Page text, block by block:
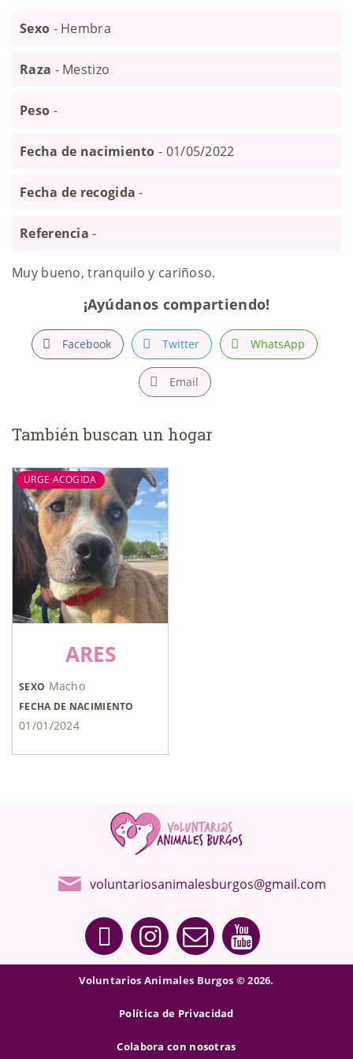
Sexo - Hembra
Raza - Mestizo
Peso -
Fecha de nacimiento - 01/05/2022
Fecha de recogida -
Referencia -
Muy bueno, tranquilo y cariñoso.
¡Ayúdanos compartiendo!
Facebook Twitter WhatsApp
Email
También buscan un hogar
URGE ACOGIDA
ARES
SEXO Macho
FECHA DE NACIMIENTO
01/01/2024
voluntariosanimalesburgos@gmail.com
Voluntarios Animales Burgos © 2026.
Política de Privacidad
Colabora con nosotras